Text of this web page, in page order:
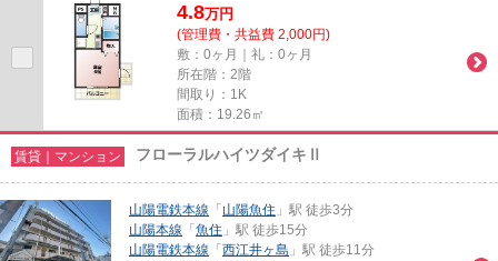
4.8万円
(管理費・共益費 2,000円)
敷：0ヶ月｜礼：0ヶ月
所在階：2階
間取り：1K
面積：19.26㎡
賃貸｜マンション フローラルハイツダイキⅡ
山陽電鉄本線 「 山陽魚住 」駅 徒歩3分
山陽本線 「 魚住 」駅 徒歩15分
山陽電鉄本線 「 西江井ヶ島 」駅 徒歩11分